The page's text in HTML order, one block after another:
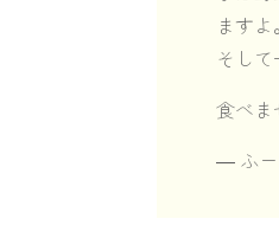
ますよ。
そし
食べま
— ふー